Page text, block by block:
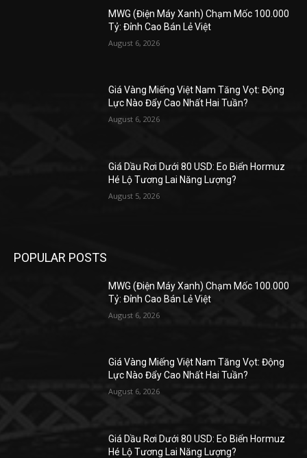
MWG (Điện Máy Xanh) Chạm Mốc 100.000
Tỷ: Đỉnh Cao Bán Lẻ Việt
August 6, 2026
Giá Vàng Miếng Việt Nam Tăng Vọt: Động
Lực Nào Đẩy Cao Nhất Hai Tuần?
August 6, 2026
Giá Dầu Rơi Dưới 80 USD: Eo Biển Hormuz
Hé Lộ Tương Lai Năng Lượng?
August 5, 2026
POPULAR POSTS
MWG (Điện Máy Xanh) Chạm Mốc 100.000
Tỷ: Đỉnh Cao Bán Lẻ Việt
August 6, 2026
Giá Vàng Miếng Việt Nam Tăng Vọt: Động
Lực Nào Đẩy Cao Nhất Hai Tuần?
August 6, 2026
Giá Dầu Rơi Dưới 80 USD: Eo Biển Hormuz
Hé Lộ Tương Lai Năng Lượng?